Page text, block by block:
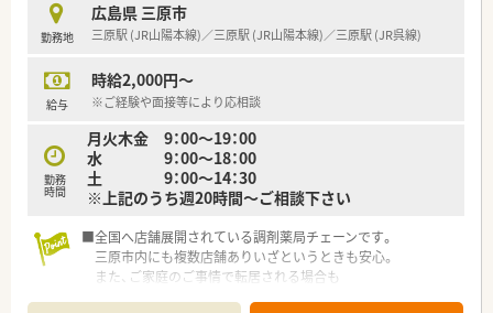
【求人情報について】
■これまでの職務経験や年齢を考慮したうえで納得感のある適
■月給には薬剤師手当75,000円が含まれているほか、住宅手当
や家族手当などの各種手当も非常に充実しております。
き、研修制度を活用して着実にステップアップできる環境です。
【勤務実態について】
■全店舗の平均残業時間は月5時間から6時間程度と非常に少な
■年間休日は114日を確保しており、シフト制を採用しているた
め規則的で働きやすい環境が整っているのが大きな特徴です。
■有給休暇は入社半年後に法定通り付与され、1時間単位で取得
可能と利用促進されており、非常に活用しやすい制度です。
勤務地
広島県 三原市
三原駅 (JR山陽本線)／三原駅 (JR山陽本線)／三原駅 (JR呉線)
給与
時給2,000円～
※ご経験や面接等により応相談
勤務
時間
月火木金 9：00～19：00
水 9：00～18：00
土 9：00～14：30
※上記のうち週20時間～ご相談下さい
■全国へ店舗展開されている調剤薬局チェーンです。
三原市内にも複数店舗ありいざというときも安心。
また、ご家庭のご事情で転居される場合も